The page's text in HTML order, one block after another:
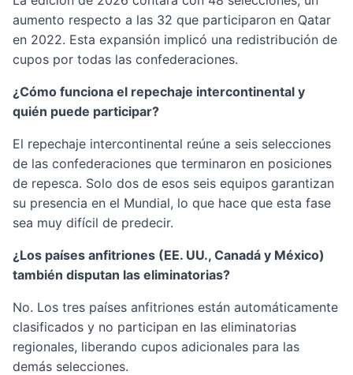
aumento respecto a las 32 que participaron en Qatar
en 2022. Esta expansión implicó una redistribución de
cupos por todas las confederaciones.
¿Cómo funciona el repechaje intercontinental y
quién puede participar?
El repechaje intercontinental reúne a seis selecciones
de las confederaciones que terminaron en posiciones
de repesca. Solo dos de esos seis equipos garantizan
su presencia en el Mundial, lo que hace que esta fase
sea muy difícil de predecir.
¿Los países anfitriones (EE. UU., Canadá y México)
también disputan las eliminatorias?
No. Los tres países anfitriones están automáticamente
clasificados y no participan en las eliminatorias
regionales, liberando cupos adicionales para las
demás selecciones.